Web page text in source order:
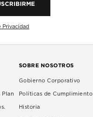
Privacidad
Plan
SOBRE NOSOTROS
Gobierno Corporativo
Políticas de Cumplimiento
Historia